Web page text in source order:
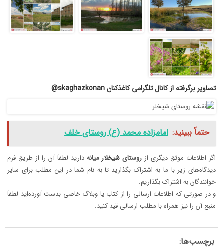
تصاویر برگرفته از کانال تلگرامی کاغذکنان skaghazkonan@
حتماً ببینید: امامزاده محمد (ع) روستای خلف
اگر اطلاعات موثق دیگری از روستای شیخلار میانه دارید لطفاً آن را از طریق فرم
دیدگاه‌های زیر با ما به اشتراک بگذارید تا به نام شما در این مطلب برای سایر
خوانندگان به اشتراک بگذاریم.
و در صورتی که اطلاعات ارسالی را از کتاب یا وبلاگ خاصی بدست آورده‌اید لطفاً
منبع آن را نیز همراه با مطلب ارسالی قید کنید.
برچسب‌ها: